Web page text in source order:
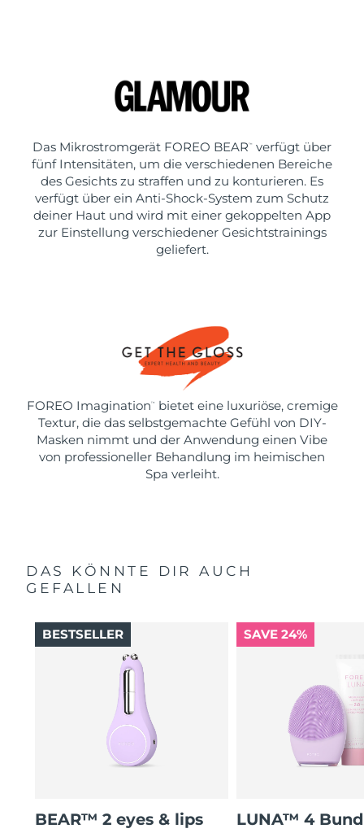
Das Mikrostromgerät FOREO BEAR ™
verfügt über
fünf Intensitäten, um die verschiedenen Bereiche
des Gesichts zu straffen und zu konturieren. Es
verfügt über ein Anti-Shock-System zum Schutz
deiner Haut und wird mit einer gekoppelten App
zur Einstellung verschiedener Gesichtstrainings
geliefert.
FOREO Imagination ™
bietet eine luxuriöse, cremige
Textur, die das selbstgemachte Gefühl von DIY-
Masken nimmt und der Anwendung einen Vibe
von professioneller Behandlung im heimischen
Spa verleiht.
DAS KÖNNTE DIR AUCH
GEFALLEN
BEAR™ 2 eyes & lips
BESTSELLER SAVE 24%
LUNA™ 4